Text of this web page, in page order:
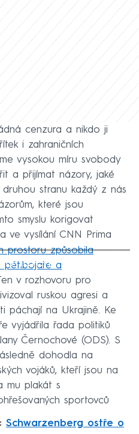
cenzura a nikdo ji
i zahraničních
vysokou míru svobody
a přijímat názory, jaké
stranu každý z nás
které jsou
smyslu korigovat
ve vysílání CNN Prima
fetch
prostoru způsobila
pětibojaře a
v rozhovoru pro
ruskou agresi a
páchají na Ukrajině. Ke
vyjádřila řada politiků
Černochové (ODS). S
dohodla na
vojáků, kteří jsou na
mu plakát s
sportovců
Schwarzenberg ostře o